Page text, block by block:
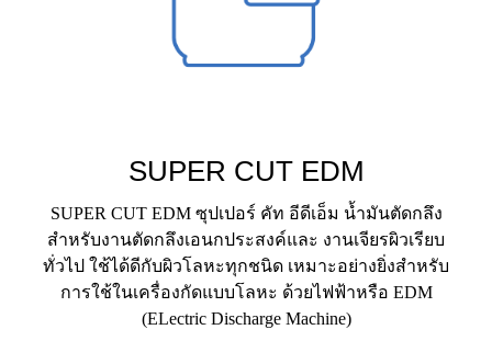
SUPER CUT EDM
SUPER CUT EDM ซุปเปอร์ คัท อีดีเอ็ม น้ำมันตัดกลึง
สำหรับงานตัดกลึงเอนกประสงค์และ งานเจียรผิวเรียบ
ทั่วไป ใช้ได้ดีกับผิวโลหะทุกชนิด เหมาะอย่างยิ่งสำหรับ
การใช้ในเครื่องกัดแบบโลหะ ด้วยไฟฟ้าหรือ EDM
(ELectric Discharge Machine)